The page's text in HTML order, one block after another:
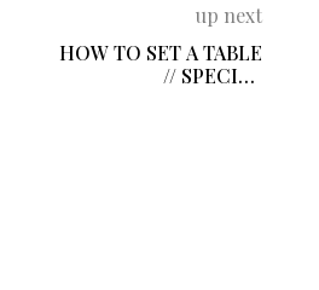
up next
HOW TO SET A TABLE
// SPECIAL